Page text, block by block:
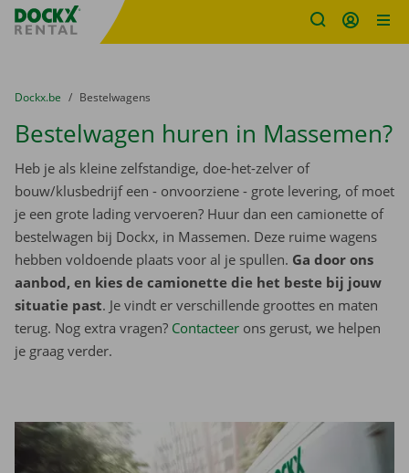
Fratello DEMO
U bevindt zich hier:
van
Dockx.be naar
Bestelwagens
Bestelwagen huren in Massemen?
Heb je als kleine zelfstandige, doe-het-zelver of
bouw/klusbedrijf een - onvoorziene - grote levering, of moet
je een grote lading vervoeren? Huur dan een camionette of
bestelwagen bij Dockx, in Massemen. Deze ruime wagens
hebben voldoende plaats voor al je spullen. Ga door ons
aanbod, en kies de camionette die het beste bij jouw
situatie past. Je vindt er verschillende groottes en maten
terug. Nog extra vragen? Contacteer ons gerust, we helpen
je graag verder.